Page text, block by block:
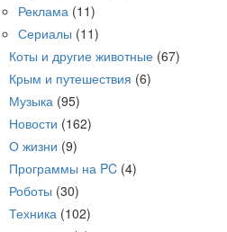
Реклама (11)
Сериалы (11)
Коты и другие животные (67)
Крым и путешествия (6)
Музыка (95)
Новости (162)
О жизни (9)
Программы на PC (4)
Роботы (30)
Техника (102)